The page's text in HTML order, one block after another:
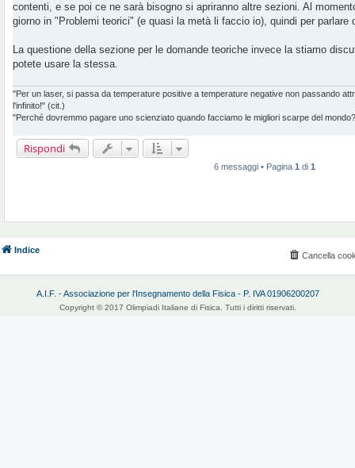
contenti, e se poi ce ne sarà bisogno si apriranno altre sezioni. Al
giorno in "Problemi teorici" (e quasi la metà li faccio io), quindi per parlare
La questione della sezione per le domande teoriche invece la stiamo
potete usare la stessa.
"Per un laser, si passa da temperature positive a temperature negative non passando
l'infinito!" (cit.)
"Perché dovremmo pagare uno scienziato quando facciamo le migliori scarpe del
Rispondi
6 messaggi • Pagina 1 di 1
Indice
Cancella
A.I.F. - Associazione per l'Insegnamento della Fisica - P. IVA 01906200207
Copyright © 2017 Olimpiadi Italiane di Fisica. Tutti i diritti riservati.